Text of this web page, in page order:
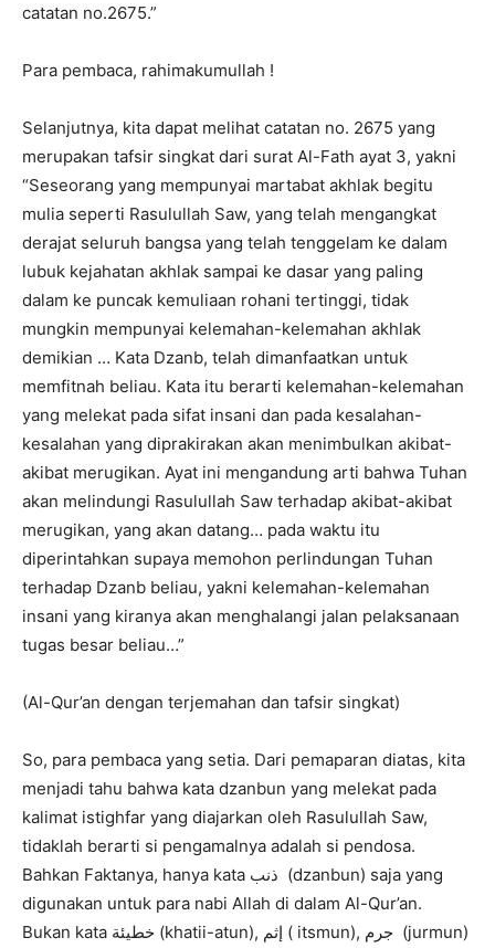
catatan no.2675.”
Para pembaca, rahimakumullah !
Selanjutnya, kita dapat melihat catatan no. 2675 yang
merupakan tafsir singkat dari surat Al-Fath ayat 3, yakni
“Seseorang yang mempunyai martabat akhlak begitu
mulia seperti Rasulullah Saw, yang telah mengangkat
derajat seluruh bangsa yang telah tenggelam ke dalam
lubuk kejahatan akhlak sampai ke dasar yang paling
dalam ke puncak kemuliaan rohani tertinggi, tidak
mungkin mempunyai kelemahan-kelemahan akhlak
demikian … Kata Dzanb, telah dimanfaatkan untuk
memfitnah beliau. Kata itu berarti kelemahan-kelemahan
yang melekat pada sifat insani dan pada kesalahan-
kesalahan yang diprakirakan akan menimbulkan akibat-
akibat merugikan. Ayat ini mengandung arti bahwa Tuhan
akan melindungi Rasulullah Saw terhadap akibat-akibat
merugikan, yang akan datang… pada waktu itu
diperintahkan supaya memohon perlindungan Tuhan
terhadap Dzanb beliau, yakni kelemahan-kelemahan
insani yang kiranya akan menghalangi jalan pelaksanaan
tugas besar beliau…”
(Al-Qur’an dengan terjemahan dan tafsir singkat)
So, para pembaca yang setia. Dari pemaparan diatas, kita
menjadi tahu bahwa kata dzanbun yang melekat pada
kalimat istighfar yang diajarkan oleh Rasulullah Saw,
tidaklah berarti si pengamalnya adalah si pendosa.
Bahkan Faktanya, hanya kata ذنب (dzanbun) saja yang
digunakan untuk para nabi Allah di dalam Al-Qur’an.
Bukan kata خطيئة (khatii-atun), إثم ( itsmun), جرم (jurmun)